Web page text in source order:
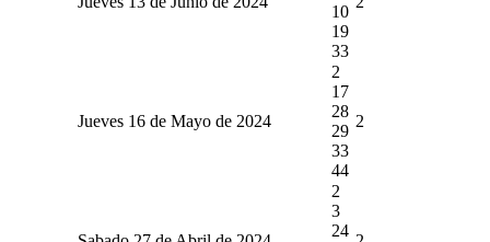
10
19
33
Jueves 16 de Mayo de 2024
2
17
28
29
33
44
2
2
3
24